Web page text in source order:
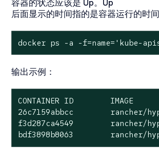
容器的状态应该是 Up。 Up
后面显示的时间指的是容器运行的时间
docker ps -a -f=name='kube-
输出示例：
CONTAINER ID
26c7159abbcc
f3d287ca4549
bdf3898b8063